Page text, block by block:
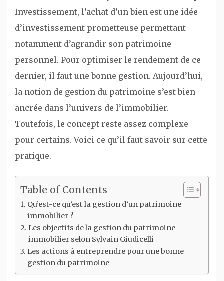
Investissement, l’achat d’un bien est une idée
d’investissement prometteuse permettant
notamment d’agrandir son patrimoine
personnel. Pour optimiser le rendement de ce
dernier, il faut une bonne gestion. Aujourd’hui,
la notion de gestion du patrimoine s’est bien
ancrée dans l’univers de l’immobilier.
Toutefois, le concept reste assez complexe
pour certains. Voici ce qu’il faut savoir sur cette
pratique.
Table of Contents
Qu’est-ce qu’est la gestion d’un patrimoine
immobilier ?
Les objectifs de la gestion du patrimoine
immobilier selon Sylvain Giudicelli
Les actions à entreprendre pour une bonne
gestion du patrimoine